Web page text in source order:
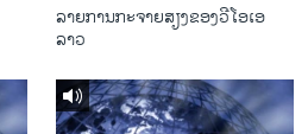
ລາຍການກະຈາຍສຽງຂອງວີໂອເອ
ລາວ